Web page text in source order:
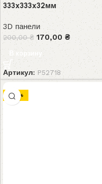
333x333x32мм
3D панели
200,00₴ 170,00₴
В корзину
Артикул:P52718
-26%